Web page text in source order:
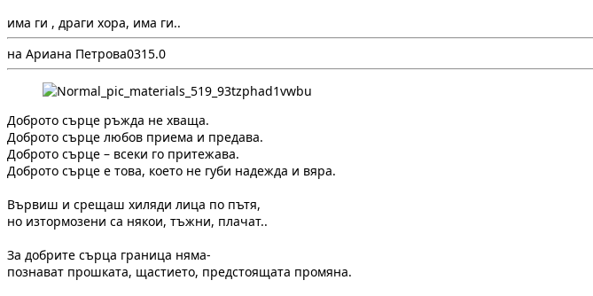
има ги , драги хора, има ги..
на Ариана Петрова0315.0
Доброто сърце ръжда не хваща.
Доброто сърце любов приема и предава.
Доброто сърце – всеки го притежава.
Доброто сърце е това, което не губи надежда и вяра.
Вървиш и срещаш хиляди лица по пътя,
но изтормозени са някои, тъжни, плачат..
За добрите сърца граница няма-
познават прошката, щастието, предстоящата промяна.